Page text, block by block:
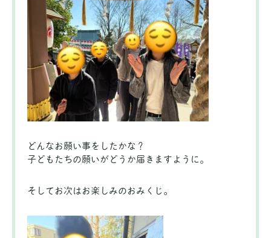
どんなお願い事をしたかな？
子どもたちの願いがどうか届きますように。
そしてお次はお楽しみのおみくじ。